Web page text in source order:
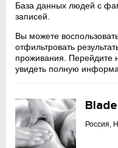
База данных людей с
записей.
Вы можете
отфильтровать
проживания. Перейдите
увидеть полную
Россия,